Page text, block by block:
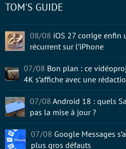
TOM'S GUIDE
08/08 iOS 27 corrige enfin
récurrent sur l’iPhone
07/08 Bon plan : ce
4K s’affiche avec une
07/08 Android 18 : quels
pas la mise à jour ?
07/08 Google Messages
plus gros défauts